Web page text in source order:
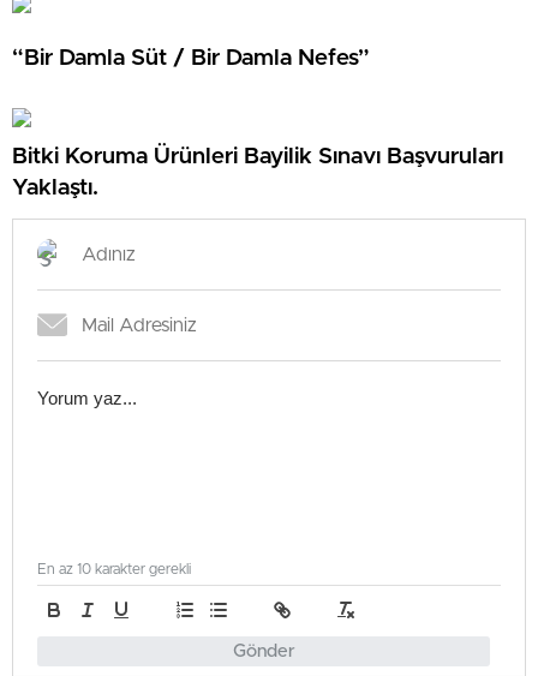
“Bir Damla Süt / Bir Damla Nefes”
Bitki Koruma Ürünleri Bayilik Sınavı Başvuruları
Yaklaştı.
Gönder
En az 10 karakter gerekli